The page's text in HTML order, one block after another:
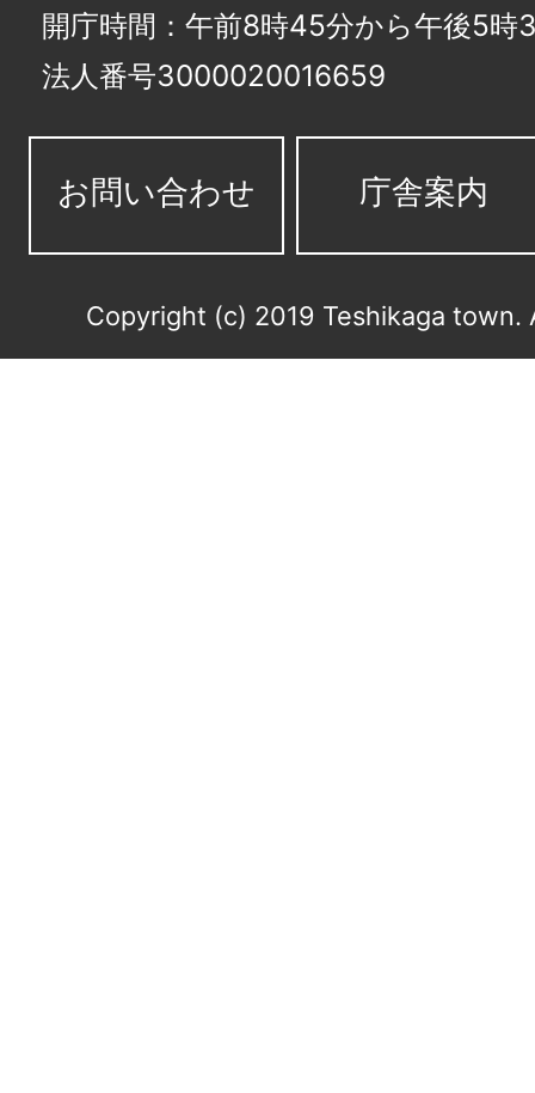
開庁時間：午前8時45分から午後5時
法人番号3000020016659
お問い合わせ 庁舎案内
Copyright (c) 2019 Teshikaga town.